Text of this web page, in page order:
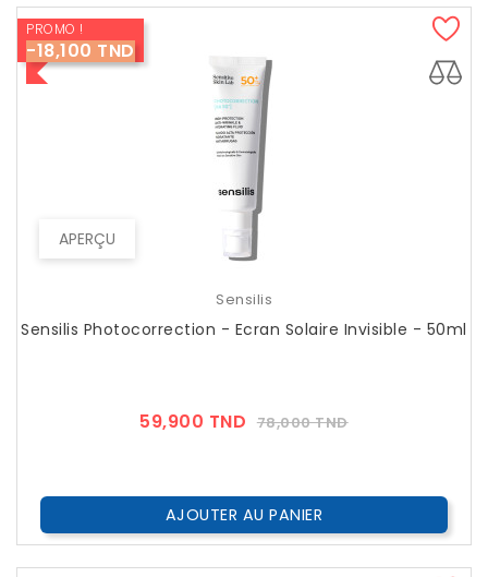
APERÇU
PROMO !
-18,100 TND
Sensilis
Sensilis Photocorrection - Ecran Solaire Invisible - 50ml
59,900 TND Prix
78,000 TNDPrix
AJOUTER AU PANIER